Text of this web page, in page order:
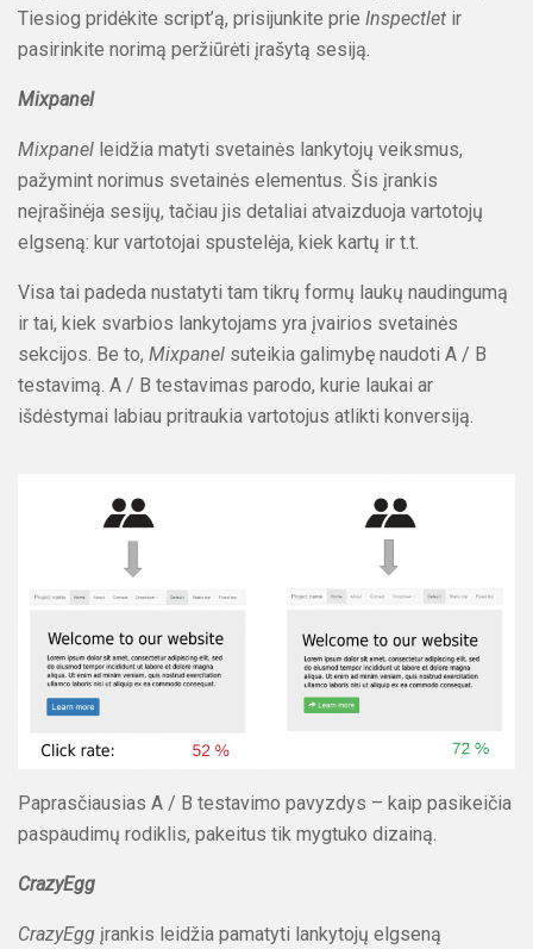
Tiesiog pridėkite script’ą, prisijunkite prie Inspectlet ir
pasirinkite norimą peržiūrėti įrašytą sesiją.
Mixpanel
Mixpanel leidžia matyti svetainės lankytojų veiksmus,
pažymint norimus svetainės elementus. Šis įrankis
neįrašinėja sesijų, tačiau jis detaliai atvaizduoja vartotojų
elgseną: kur vartotojai spustelėja, kiek kartų ir t.t.
Visa tai padeda nustatyti tam tikrų formų laukų naudingumą
ir tai, kiek svarbios lankytojams yra įvairios svetainės
sekcijos. Be to, Mixpanel suteikia galimybę naudoti A / B
testavimą. A / B testavimas parodo, kurie laukai ar
išdėstymai labiau pritraukia vartotojus atlikti konversiją.
Paprasčiausias A / B testavimo pavyzdys – kaip pasikeičia
paspaudimų rodiklis, pakeitus tik mygtuko dizainą.
CrazyEgg
CrazyEgg įrankis leidžia pamatyti lankytojų elgseną